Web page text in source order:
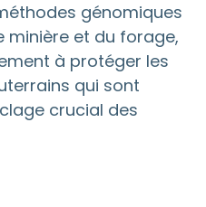
génomiques
minière et du forage,
à protéger les
qui sont
crucial des